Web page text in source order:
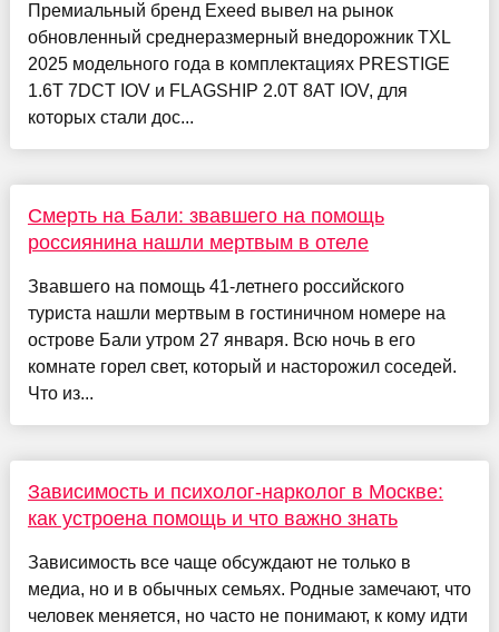
Премиальный бренд Exeed вывел на рынок
обновленный среднеразмерный внедорожник TXL
2025 модельного года в комплектациях PRESTIGE
1.6T 7DCT IOV и FLAGSHIP 2.0T 8AT IOV, для
которых стали дос...
Смерть на Бали: звавшего на помощь
россиянина нашли мертвым в отеле
Звавшего на помощь 41-летнего российского
туриста нашли мертвым в гостиничном номере на
острове Бали утром 27 января. Всю ночь в его
комнате горел свет, который и насторожил соседей.
Что из...
Зависимость и психолог-нарколог в Москве:
как устроена помощь и что важно знать
Зависимость все чаще обсуждают не только в
медиа, но и в обычных семьях. Родные замечают, что
человек меняется, но часто не понимают, к кому идти